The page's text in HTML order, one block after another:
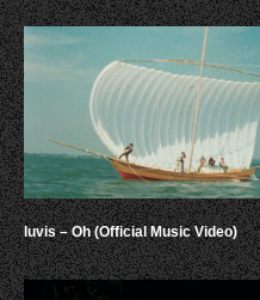
luvis – Oh (Official Music Video)